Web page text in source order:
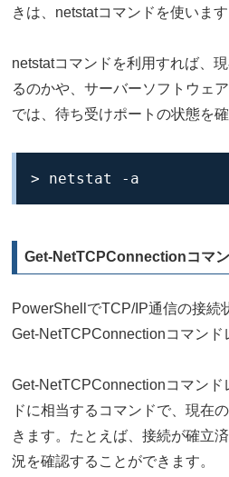
きは、netstatコマンドを使います
netstatコマンドを利用すれば、
るのかや、サーバーソフトウェ
では、待ち受けポートの状態を
> netstat -a
Get-NetTCPConnectionコマ
PowerShellでTCP/IP通信の接続
Get-NetTCPConnectionコマンド
Get-NetTCPConnectionコマンド
ドに相当するコマンドで、現在
きます。たとえば、接続が確立
況を確認することができます。